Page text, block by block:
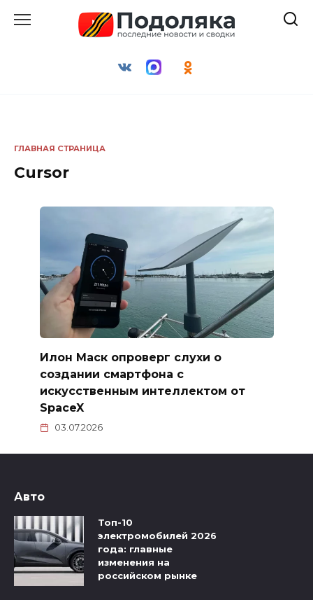
ГЛАВНАЯ СТРАНИЦА
Cursor
Илон Маск опроверг слухи о
создании смартфона с
искусственным интеллектом от
SpaceX
03.07.2026
Авто
Топ-10
электромобилей 2026
года: главные
изменения на
российском рынке